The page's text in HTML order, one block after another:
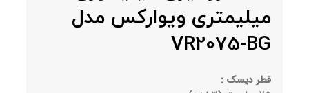
میلیمتری ویوارکس مدل
VR2075-BG
قطر دیسک :